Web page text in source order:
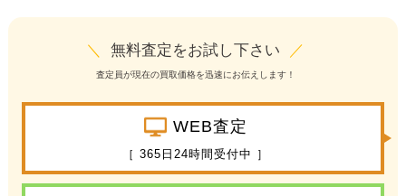
＼ 無料査定をお試し下さい ／
査定員が現在の買取価格を迅速にお伝えします！
WEB査定
［ 365日24時間受付中 ］